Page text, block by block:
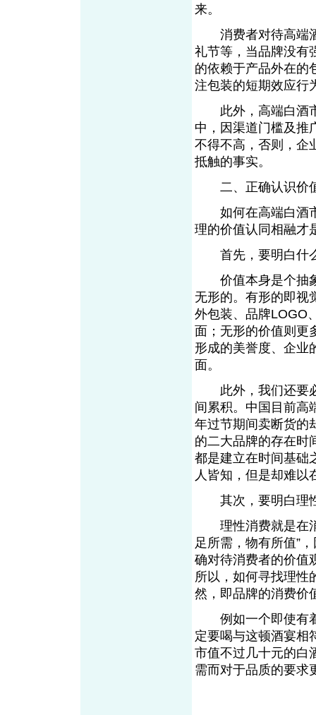
来。
消费者对待高端酒
礼节等，当品牌没有
的依赖于产品外在的
注包装的短期效应
此外，高端白酒市
中，因渠道门槛及推
不得不高，否则，企
抵触的事实。
二、正确认识价
如何在高端白酒市
理的价值认同相融才
首先，要明白什么
价值本身是个抽象
无形的。有形的即视
外包装、品牌LOGO
面；无形的价值则更
形成的美誉度、企业
面。
此外，我们还要必
间累积。中国目前高
年过节期间卖断货的
的二大品牌的存在时
都是建立在时间基础
人皆知，但是却难
其次，要明白理
理性消费就是在消
足所需，物有所值”
确对待消费者的价值
所以，如何寻找理性
然，即品牌的消费价
例如一个即使有着
定要喝与这顿酒宴相
市值不过几十元的白
需而对于品质的